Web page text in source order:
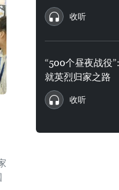
收听
“500个昼夜战役
就英烈归家之路
收听